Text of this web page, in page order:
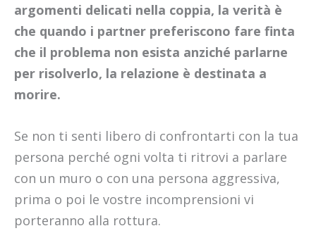
argomenti delicati nella coppia, la verità è
che quando i partner preferiscono fare finta
che il problema non esista anziché parlarne
per risolverlo, la relazione è destinata a
morire.
Se non ti senti libero di confrontarti con la tua
persona perché ogni volta ti ritrovi a parlare
con un muro o con una persona aggressiva,
prima o poi le vostre incomprensioni vi
porteranno alla rottura.